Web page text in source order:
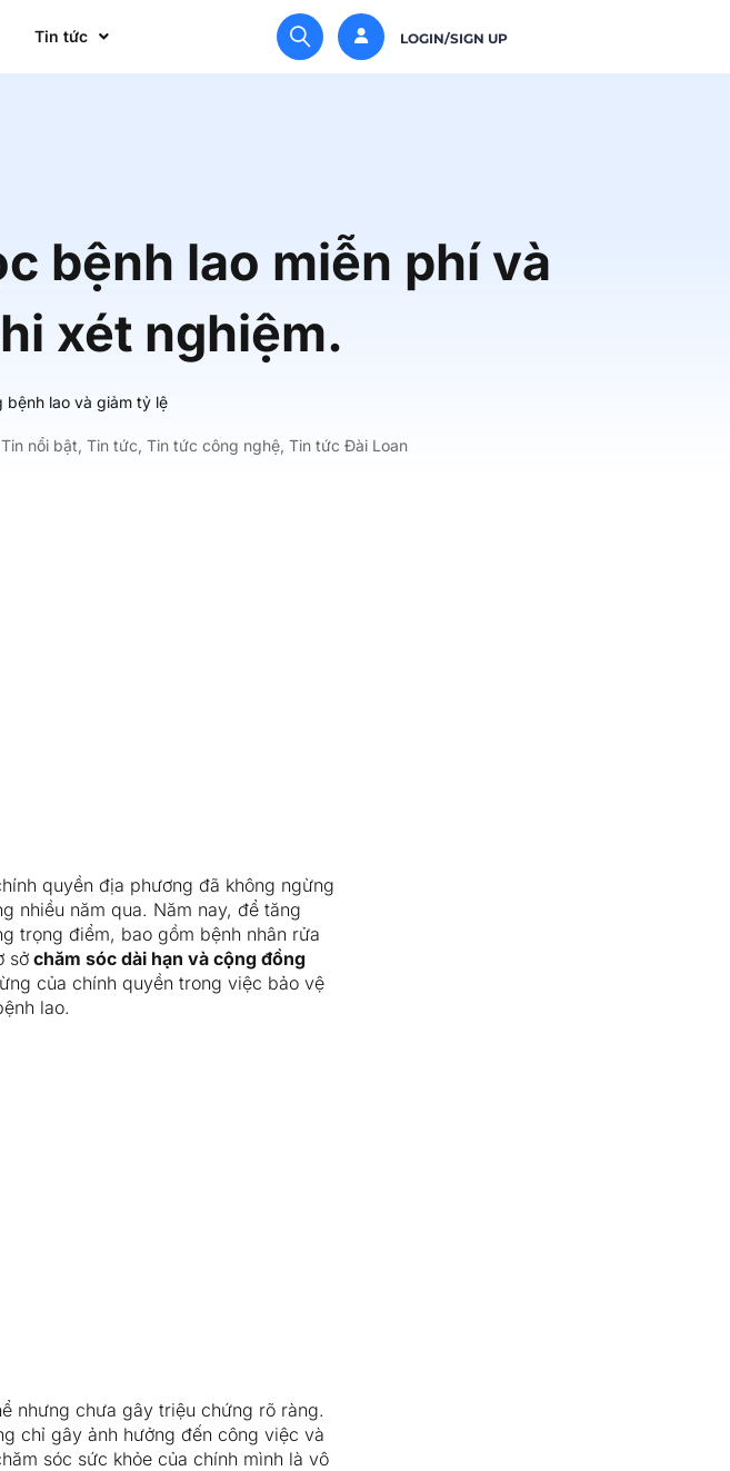
Tin tức LOGIN/SIGN UP
bệnh lao miễn phí và
xét nghiệm.
bệnh lao và giảm tỷ lệ
Tin nổi bật, Tin tức, Tin tức công nghệ, Tin tức Đài Loan
quyền địa phương đã không ngừng
nhiều năm qua. Năm nay, để tăng
trọng điểm, bao gồm bệnh nhân rửa
sở chăm sóc dài hạn và cộng đồng
của chính quyền trong việc bảo vệ
lao.
nhưng chưa gây triệu chứng rõ ràng.
chỉ gây ảnh hưởng đến công việc và
sóc sức khỏe của chính mình là vô